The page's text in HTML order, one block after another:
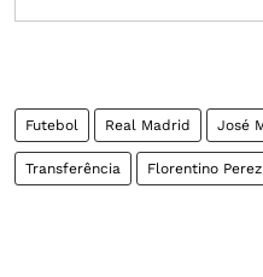
Futebol Real Madrid José
Transferência Florentino Perez